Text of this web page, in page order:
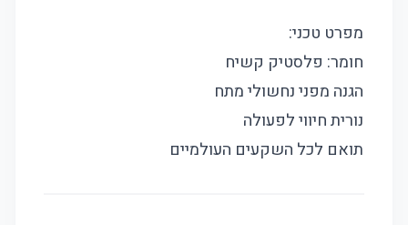
מפרט טכני:
חומר: פלסטיק קשיח
הגנה מפני נחשולי מתח
נורית חיווי לפעולה
תואם לכל השקעים העולמיים